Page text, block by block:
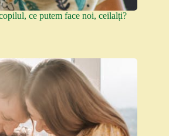
ce putem face noi, ceilalți?